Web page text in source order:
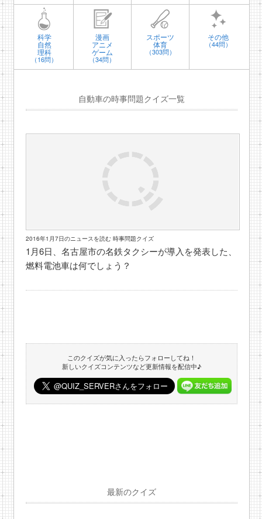
科学
自然
理科
（16問）
漫画
アニメ
ゲーム
（34問）
スポーツ
体育
（303問）
その他
（44問）
自動車の時事問題クイズ一覧
2016年1月7日のニュースを読む 時事問題クイズ
1月6日、名古屋市の名鉄タクシーが導入を発表した、
燃料電池車は何でしょう？
このクイズが気に入ったらフォローしてね！
新しいクイズコンテンツなど更新情報を配信中♪
最新のクイズ